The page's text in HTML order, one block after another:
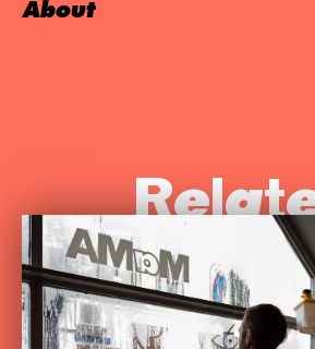
About